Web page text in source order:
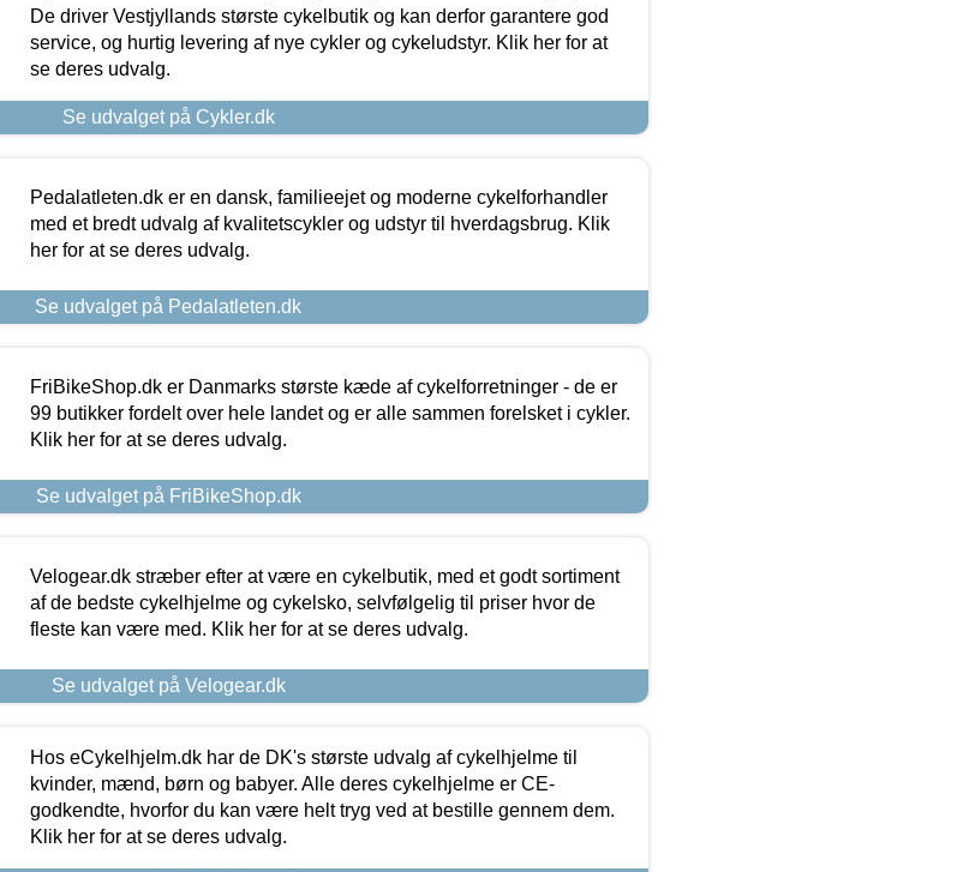
De driver Vestjyllands største cykelbutik og kan derfor garantere god
service, og hurtig levering af nye cykler og cykeludstyr. Klik her for at
se deres udvalg.
Se udvalget på Cykler.dk
Pedalatleten.dk er en dansk, familieejet og moderne cykelforhandler
med et bredt udvalg af kvalitetscykler og udstyr til hverdagsbrug. Klik
her for at se deres udvalg.
Se udvalget på Pedalatleten.dk
FriBikeShop.dk er Danmarks største kæde af cykelforretninger - de er
99 butikker fordelt over hele landet og er alle sammen forelsket i cykler.
Klik her for at se deres udvalg.
Se udvalget på FriBikeShop.dk
Velogear.dk stræber efter at være en cykelbutik, med et godt sortiment
af de bedste cykelhjelme og cykelsko, selvfølgelig til priser hvor de
fleste kan være med. Klik her for at se deres udvalg.
Se udvalget på Velogear.dk
Hos eCykelhjelm.dk har de DK's største udvalg af cykelhjelme til
kvinder, mænd, børn og babyer. Alle deres cykelhjelme er CE-
godkendte, hvorfor du kan være helt tryg ved at bestille gennem dem.
Klik her for at se deres udvalg.